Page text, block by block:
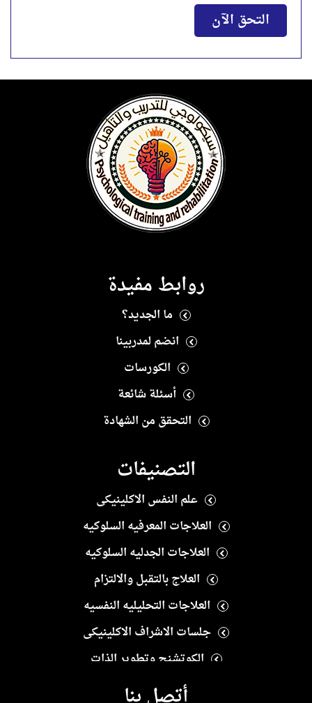
التحق الآن
روابط مفيدة
ما الجديد؟
انضم لمدربينا
الكورسات
أسئلة شائعة
التحقق من الشهادة
التصنيفات
علم النفس الاكلينيكى
العلاجات المعرفيه السلوكيه
العلاجات الجدليه السلوكيه
العلاج بالتقبل والالتزام
العلاجات التحليليه النفسيه
جلسات الاشراف الاكلينيكى
الكوتشنج وتطوير الذات
العلاج النفسى الايجابى